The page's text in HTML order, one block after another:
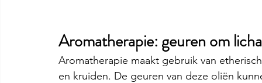
Aromatherapie: geuren om
Aromatherapie maakt gebruik van
en kruiden. De geuren van deze oliën